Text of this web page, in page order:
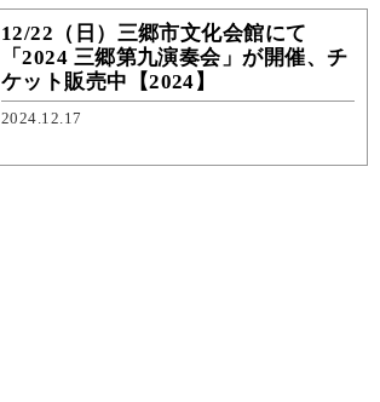
12/22（日）三郷市文化会館にて
「2024 三郷第九演奏会」が開催、チ
ケット販売中【2024】
2024.12.17